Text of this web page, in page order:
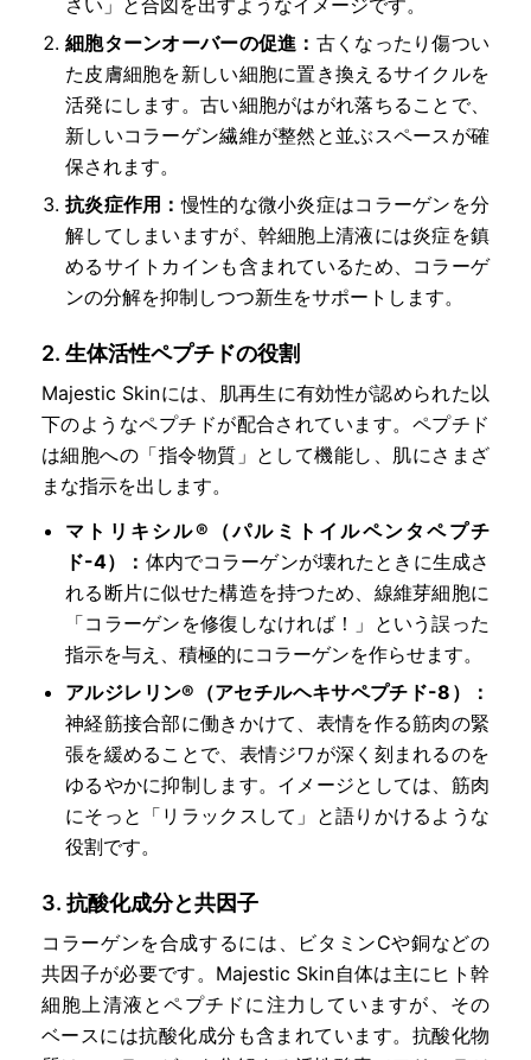
細胞ターンオーバーの促進： 古くなったり傷つい
た皮膚細胞を新しい細胞に置き換えるサイクルを
活発にします。古い細胞がはがれ落ちることで、
新しいコラーゲン繊維が整然と並ぶスペースが確
保されます。
抗炎症作用：慢性的な微小炎症はコラーゲンを分
解してしまいますが、幹細胞上清液には炎症を鎮
めるサイトカインも含まれているため、コラーゲ
ンの分解を抑制しつつ新生をサポートします。
2. 生体活性ペプチドの役割
Majestic Skinには、肌再生に有効性が認められた以
下のようなペプチドが配合されています。ペプチド
は細胞への「指令物質」として機能し、肌にさまざ
まな指示を出します。
マトリキシル®（パルミトイルペンタペプチ
ド-4）： 体内でコラーゲンが壊れたときに生成さ
れる断片に似せた構造を持つため、線維芽細胞に
「コラーゲンを修復しなければ！」という誤った
指示を与え、積極的にコラーゲンを作らせます。
アルジレリン®（アセチルヘキサペプチド-8）：
神経筋接合部に働きかけて、表情を作る筋肉の緊
張を緩めることで、表情ジワが深く刻まれるのを
ゆるやかに抑制します。イメージとしては、筋肉
にそっと「リラックスして」と語りかけるような
役割です。
3. 抗酸化成分と共因子
コラーゲンを合成するには、ビタミンCや銅などの
共因子が必要です。Majestic Skin自体は主にヒト幹
細胞上清液とペプチドに注力していますが、その
ベースには抗酸化成分も含まれています。抗酸化物